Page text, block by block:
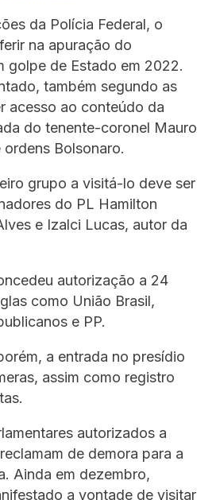
da Polícia Federal, o
na apuração do
golpe de Estado em 2022.
também segundo as
acesso ao conteúdo da
do tenente-coronel Mauro
Bolsonaro.
grupo a visitá-lo deve ser
do PL Hamilton
e Izalci Lucas, autor da
autorização a 24
como União Brasil,
e PP.
a entrada no presídio
assim como registro
autorizados a
de demora para a
Ainda em dezembro,
a vontade de visitar